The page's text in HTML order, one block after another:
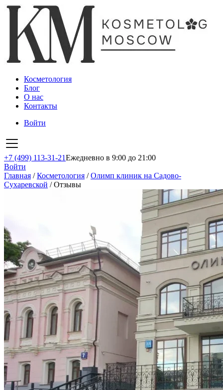
Косметология
Блог
О нас
Контакты
Войти
+7 (499) 113-31-21Ежедневно в 9:00 до 21:00
Войти
Главная /Косметология /Олимп клиник на Садово-
Сухаревской /Отзывы